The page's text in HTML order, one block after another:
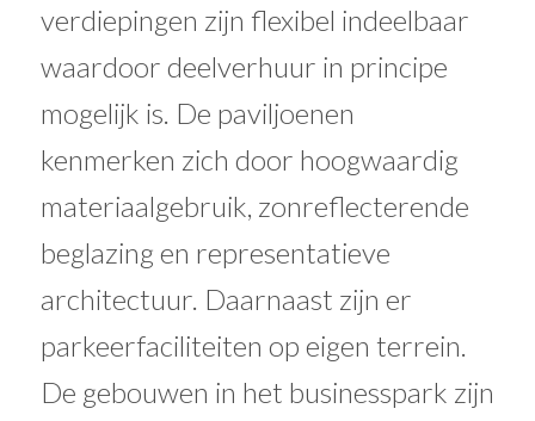
verdiepingen zijn flexibel indeelbaar
waardoor deelverhuur in principe
mogelijk is. De paviljoenen
kenmerken zich door hoogwaardig
materiaalgebruik, zonreflecterende
beglazing en representatieve
architectuur. Daarnaast zijn er
parkeerfaciliteiten op eigen terrein.
De gebouwen in het businesspark zijn